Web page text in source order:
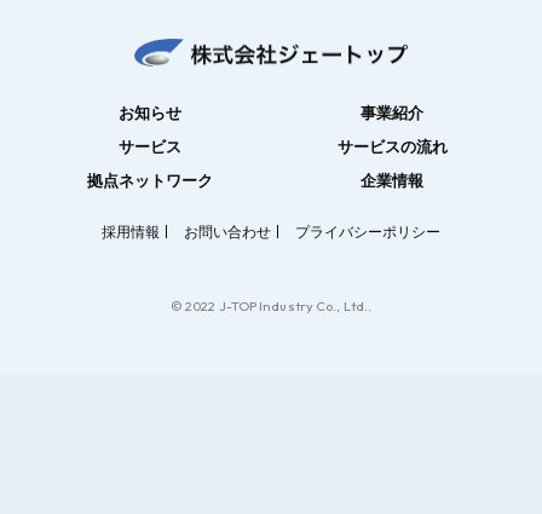
お知らせ
事業紹介
サービス
サービスの流れ
拠点ネットワーク
企業情報
採用情報 お問い合わせ プライバシーポリシー
© 2022 J-TOP Industry Co., Ltd..